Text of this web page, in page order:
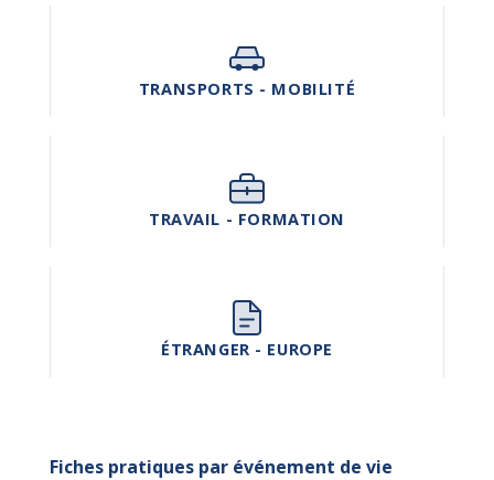
TRANSPORTS - MOBILITÉ
TRAVAIL - FORMATION
ÉTRANGER - EUROPE
Fiches pratiques par événement de vie